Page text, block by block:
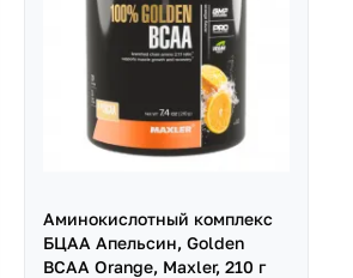
Аминокислотный комплекс
БЦАА Апельсин, Golden
BCAA Orange, Maxler, 210 г